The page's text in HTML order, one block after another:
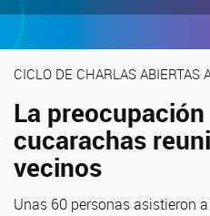
CICLO DE CHARLAS ABIERTAS
La
cucarachas
vecinos
Unas 60 personas asistieron